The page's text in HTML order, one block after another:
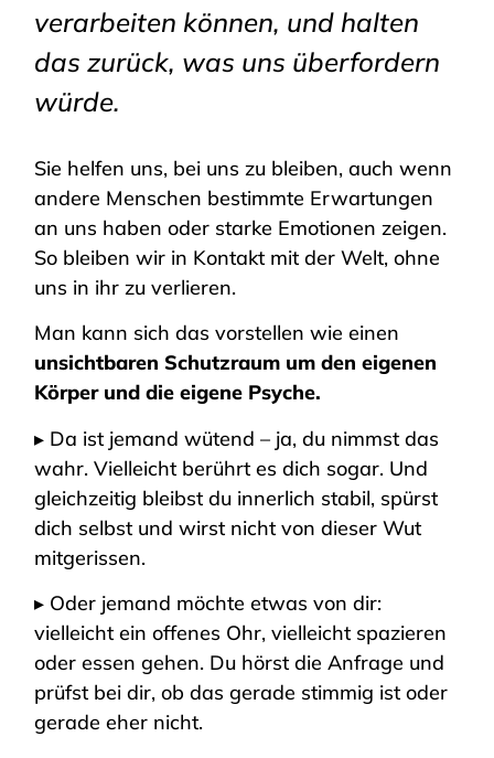
verarbeiten können, und halten
das zurück, was uns überfordern
würde.
Sie helfen uns, bei uns zu bleiben, auch wenn
andere Menschen bestimmte Erwartungen
an uns haben oder starke Emotionen zeigen.
So bleiben wir in Kontakt mit der Welt, ohne
uns in ihr zu verlieren.
Man kann sich das vorstellen wie einen
unsichtbaren Schutzraum um den eigenen
Körper und die eigene Psyche.
▸ Da ist jemand wütend – ja, du nimmst das
wahr. Vielleicht berührt es dich sogar. Und
gleichzeitig bleibst du innerlich stabil, spürst
dich selbst und wirst nicht von dieser Wut
mitgerissen.
▸ Oder jemand möchte etwas von dir:
vielleicht ein offenes Ohr, vielleicht spazieren
oder essen gehen. Du hörst die Anfrage und
prüfst bei dir, ob das gerade stimmig ist oder
gerade eher nicht.